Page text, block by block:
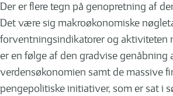
Der er flere tegn på genopretning af
Det være sig makroøkonomiske
forventningsindikatorer og aktiviteten
er en følge af den gradvise genåbning
verdensøkonomien samt de massive
pengepolitiske initiativer, som er sat i